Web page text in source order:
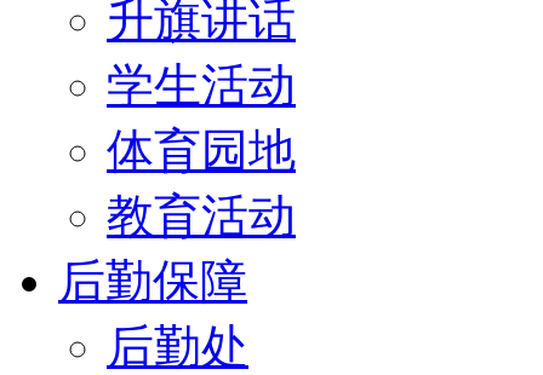
升旗讲话
学生活动
体育园地
教育活动
后勤保障
后勤处